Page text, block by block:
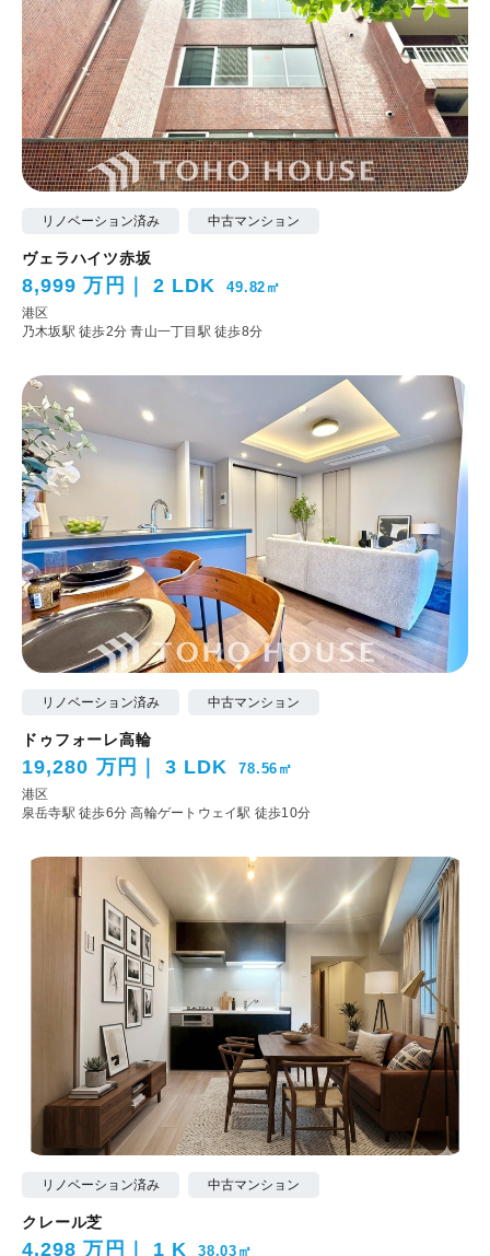
リノベーション済み 中古マンション
ヴェラハイツ赤坂
8,999 万円 2 LDK 49.82㎡
港区
乃木坂駅 徒歩2分青山一丁目駅 徒歩8分
リノベーション済み 中古マンション
ドゥフォーレ高輪
19,280 万円 3 LDK 78.56㎡
港区
泉岳寺駅 徒歩6分高輪ゲートウェイ駅 徒歩10分
リノベーション済み 中古マンション
クレール芝
4,298 万円 1 K 38.03㎡